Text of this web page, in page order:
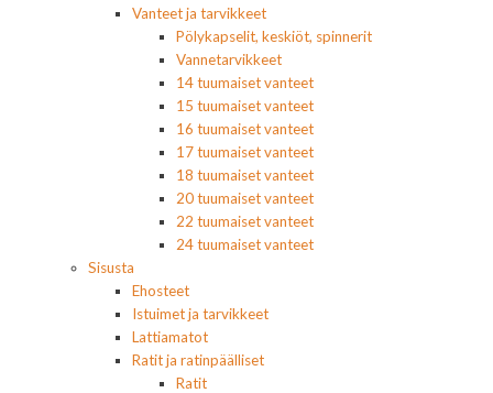
Vanteet ja tarvikkeet
Pölykapselit, keskiöt, spinnerit
Vannetarvikkeet
14 tuumaiset vanteet
15 tuumaiset vanteet
16 tuumaiset vanteet
17 tuumaiset vanteet
18 tuumaiset vanteet
20 tuumaiset vanteet
22 tuumaiset vanteet
24 tuumaiset vanteet
Sisusta
Ehosteet
Istuimet ja tarvikkeet
Lattiamatot
Ratit ja ratinpäälliset
Ratit